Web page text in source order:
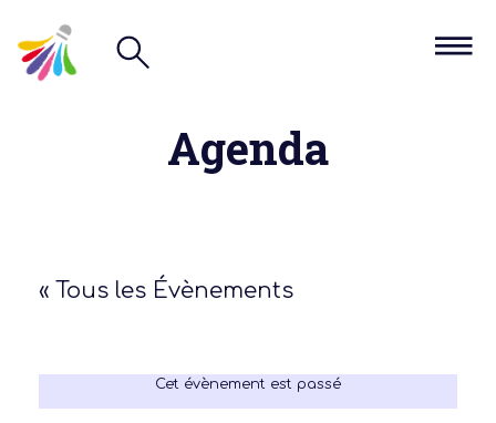
Agenda
« Tous les Évènements
Cet évènement est passé